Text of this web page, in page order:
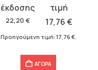
22,20 €
price
was:
22,20 €.
17,76€
τρέχουσα
τιμή
είναι:
Προηγούμενη τιμή: 17,76 €.
ΑΓΟΡΑ